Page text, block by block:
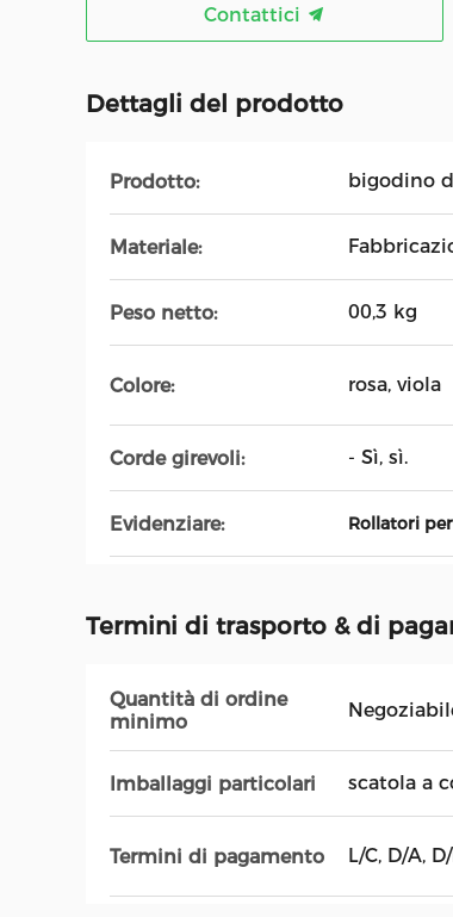
Contattici
Dettagli del prodotto
Prodotto: bigodino
Materiale:
Peso netto: 00,3 kg
Colore: rosa, viola
Corde girevoli: - Sì, sì.
Evidenziare: Rollatori
Termini di trasporto & di
Quantità di ordine
minimo
Imballaggi particolari scatola a
Termini di pagamento L/C, D/A,